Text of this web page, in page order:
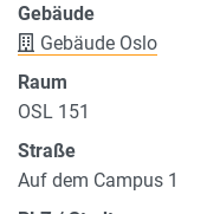
Gebäude
Gebäude Oslo
Raum
OSL 151
Straße
Auf dem Campus 1